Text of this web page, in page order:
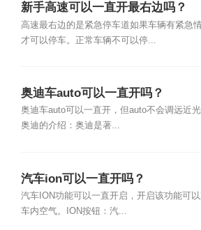
新手高速可以一直开最右边吗？
高速最右边的是紧急停车道如果车辆有紧急
才可以停车。正常车辆不可以停...
奥迪车auto可以一直开吗？
奥迪车auto可以一直开，但auto不会调远近光
奥迪的介绍：奥迪是著...
汽车ion可以一直开吗？
汽车ION功能可以一直开启，开启该功能可
车内空气。ION按钮：汽...